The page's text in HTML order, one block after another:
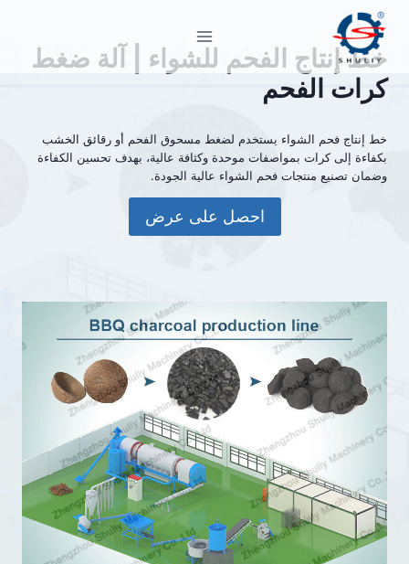
التجاوز
المحتوى
خط إنتاج الفحم للشواء | آلة ضغط
كرات الفحم
خط إنتاج فحم الشواء يستخدم لضغط مسحوق الفحم أو رقائق الخشب
بكفاءة إلى كرات بمواصفات موحدة وكثافة عالية، بهدف تحسين الكفاءة
وضمان تصنيع منتجات فحم الشواء عالية الجودة.
احصل على عرض